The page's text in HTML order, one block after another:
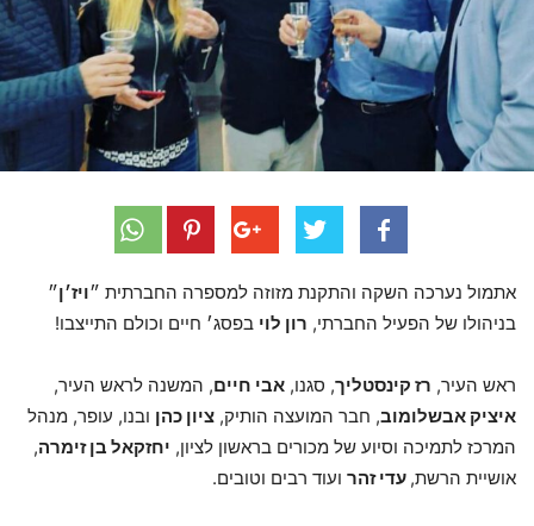
אתמול נערכה השקה והתקנת מזוזה למספרה החברתית ״ויז׳ן״
בניהולו של הפעיל החברתי, רון לוי בפסג׳ חיים וכולם התייצבו!
ראש העיר, רז קינסטליך, סגנו, אבי חיים, המשנה לראש העיר,
איציק אבשלומוב, חבר המועצה הותיק, ציון כהן ובנו, עופר, מנהל
המרכז לתמיכה וסיוע של מכורים בראשון לציון, יחזקאל בן זימרה,
אושיית הרשת, עדי זהר ועוד רבים וטובים.